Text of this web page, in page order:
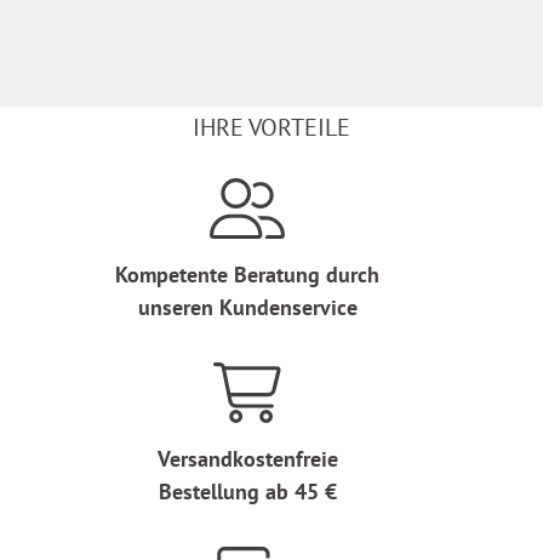
IHRE VORTEILE
Kompetente Beratung durch
unseren Kundenservice
Versandkostenfreie
Bestellung ab 45 €